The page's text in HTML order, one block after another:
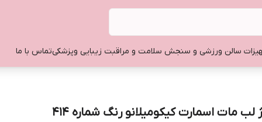
سالن ورزشی و سنجش سلامت و مراقبت زیبایی وپزشکیتماس با ما
لب مات اسمارت کیکومیلانو رنگ شماره 414